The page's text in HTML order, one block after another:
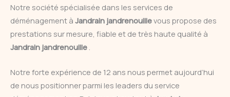
Notre société spécialisée dans les services de
déménagement à Jandrain jandrenouillevous propose des
prestations sur mesure, fiable et de très haute qualité à
Jandrain jandrenouille
Notre forte expérience de 12 ans nous permet aujourd’hui
de nous positionner parmi les leaders du service